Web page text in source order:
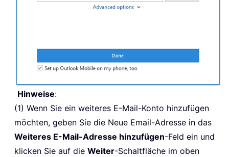
Hinweise:
(1) Wenn Sie ein weiteres E-Mail-Konto hinzufügen
möchten, geben Sie die Neue Email-Adresse in das
Weiteres E-Mail-Adresse hinzufügen-Feld ein und
klicken Sie auf die Weiter-Schaltfläche im oben